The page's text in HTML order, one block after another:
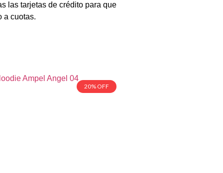
las tarjetas de crédito para que
a cuotas.
20% OFF